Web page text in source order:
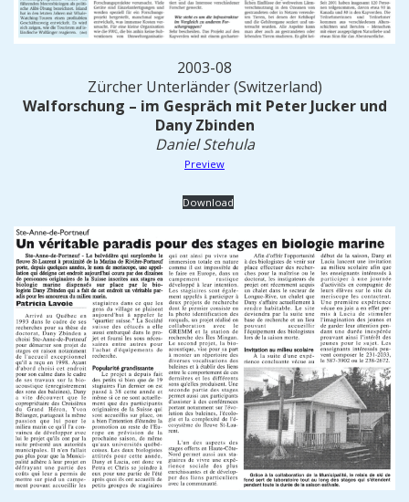
2003-08
Zürcher Unterländer (Switzerland)
Walforschung – im Gespräch mit Peter Jucker und
Dany Zbinden
Daniel Stehula
Preview
Download